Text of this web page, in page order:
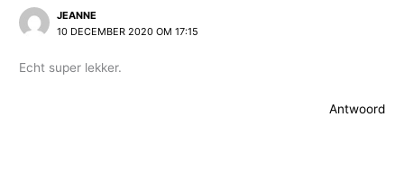
JEANNE
10 DECEMBER 2020 OM 17:15
Echt super lekker.
Antwoord